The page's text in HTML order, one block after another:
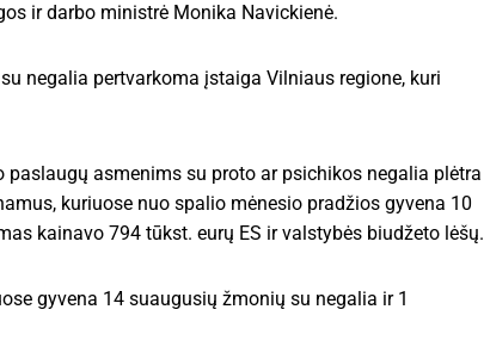
ir darbo ministrė Monika Navickienė.
negalia pertvarkoma įstaiga Vilniaus regione, kuri
asmenims su proto ar psichikos negalia plėtra
kuriuose nuo spalio mėnesio pradžios gyvena 10
kainavo 794 tūkst. eurų ES ir valstybės biudžeto lėšų.
gyvena 14 suaugusių žmonių su negalia ir 1